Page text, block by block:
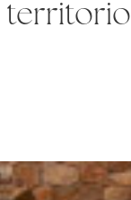
territorio